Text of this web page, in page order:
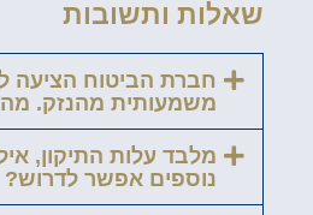
שאלות ותשובות
חברת הביטוח הציעה
משמעותית מהנזק.
מלבד עלות התיקון,
נוספים אפשר לדרוש?